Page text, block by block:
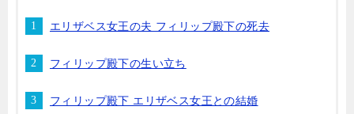
エリザベス女王の夫 フィリップ殿下の死去
フィリップ殿下の生い立ち
フィリップ殿下 エリザベス女王との結婚